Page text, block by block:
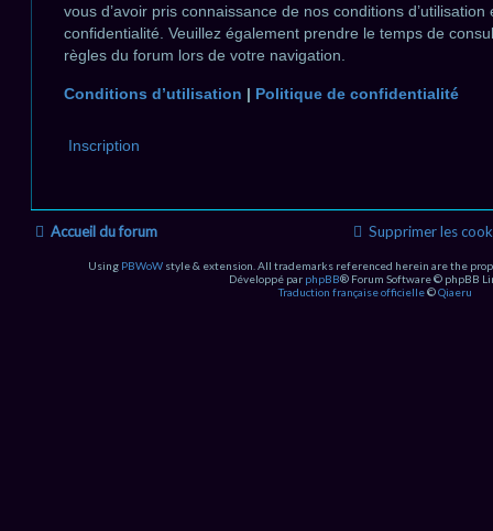
vous d’avoir pris connaissance de nos conditions
confidentialité. Veuillez également prendre le temps de
règles du forum lors de votre navigation.
Conditions d’utilisation | Politique de confidentialité
Inscription
Accueil du forum Supprimer les
Using PBWoW style & extension. All trademarks referenced herein are the
Développé par phpBB® Forum Software © phpBB
Traduction française officielle©Qiaeru